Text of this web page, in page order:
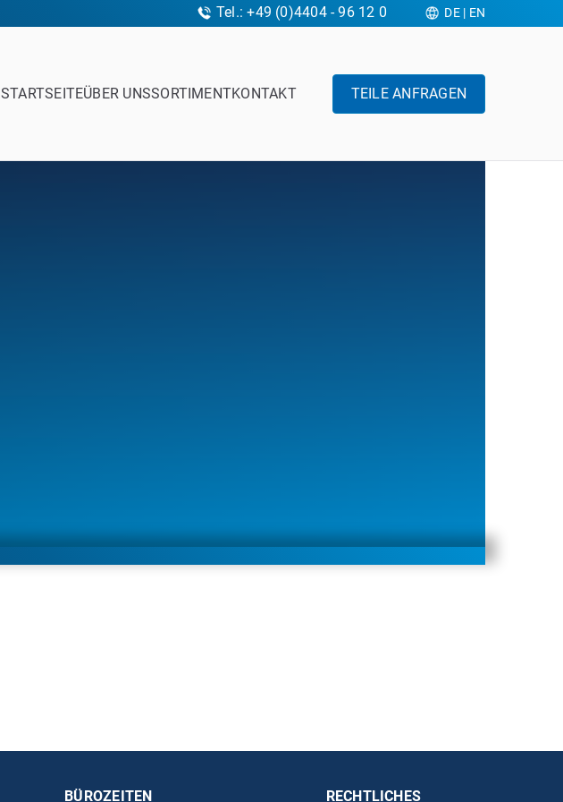
Tel.: +49 (0)4404 - 96 12 0 DE| EN
STARTSEITEÜBER UNSSORTIMENTKONTAKT TEILE ANFRAGEN
BÜROZEITEN RECHTLICHES